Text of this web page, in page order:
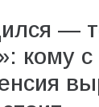
—
кому с